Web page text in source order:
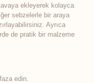
ekleyerek kolayca
sebzelerle bir araya
Ayrıca
de pratik bir malzeme
edin.